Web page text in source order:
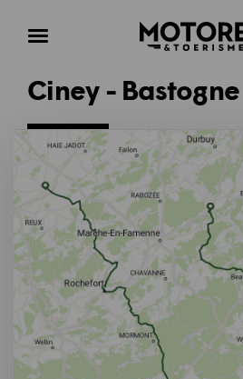
Open
Homepage
Ciney -